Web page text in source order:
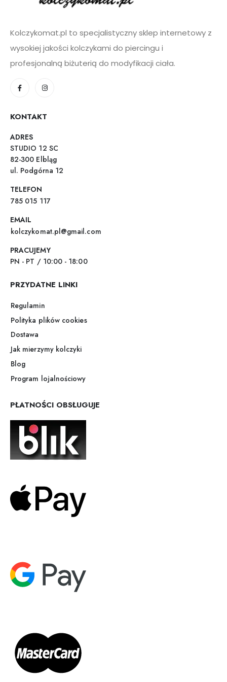
Kolczykomat.pl to specjalistyczny sklep internetowy z
wysokiej jakości kolczykami do piercingu i
profesjonalną biżuterią do modyfikacji ciała.
KONTAKT
ADRES
STUDIO 12 SC
82-300 Elbląg
ul. Podgórna 12
TELEFON
785 015 117
EMAIL
kolczykomat.pl@gmail.com
PRACUJEMY
PN - PT / 10:00 - 18:00
PRZYDATNE LINKI
Regulamin
Polityka plików cookies
Dostawa
Jak mierzymy kolczyki
Blog
Program lojalnościowy
PŁATNOŚCI OBSŁUGUJE